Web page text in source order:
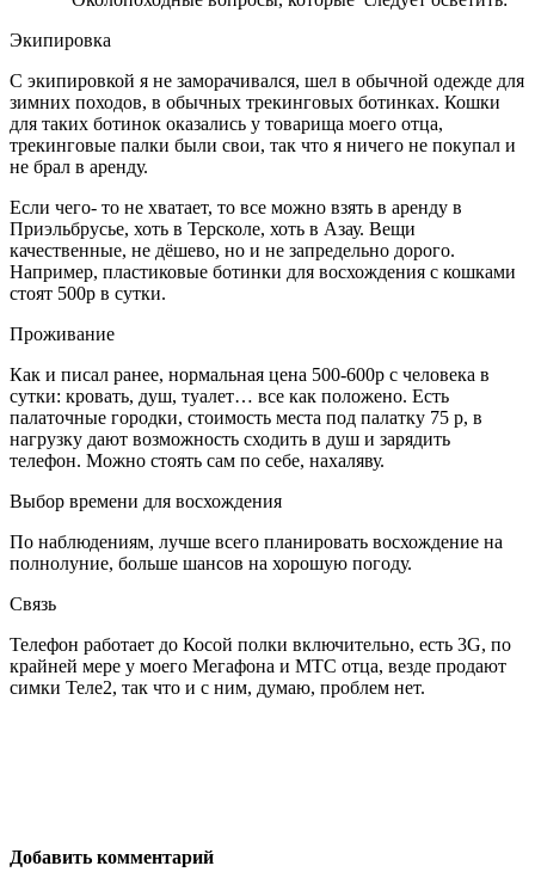
Экипировка
С экипировкой я не заморачивался, шел в обычной одежде для
зимних походов, в обычных трекинговых ботинках. Кошки
для таких ботинок оказались у товарища моего отца,
трекинговые палки были свои, так что я ничего не покупал и
не брал в аренду.
Если чего- то не хватает, то все можно взять в аренду в
Приэльбрусье, хоть в Терсколе, хоть в Азау. Вещи
качественные, не дёшево, но и не запредельно дорого.
Например, пластиковые ботинки для восхождения с кошками
стоят 500р в сутки.
Проживание
Как и писал ранее, нормальная цена 500-600р с человека в
сутки: кровать, душ, туалет… все как положено. Есть
палаточные городки, стоимость места под палатку 75 р, в
нагрузку дают возможность сходить в душ и зарядить
телефон. Можно стоять сам по себе, нахаляву.
Выбор времени для восхождения
По наблюдениям, лучше всего планировать восхождение на
полнолуние, больше шансов на хорошую погоду.
Связь
Телефон работает до Косой полки включительно, есть 3G, по
крайней мере у моего Мегафона и МТС отца, везде продают
симки Теле2, так что и с ним, думаю, проблем нет.
Добавить комментарий